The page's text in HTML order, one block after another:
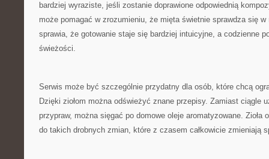
bardziej wyraziste, jeśli zostanie doprawione odpowiednią
może pomagać w zrozumieniu, że mięta świetnie sprawdza się w
sprawia, że gotowanie staje się bardziej intuicyjne, a codzienne
świeżości.
Serwis może być szczególnie przydatny dla osób, które chcą
Dzięki ziołom można odświeżyć znane przepisy. Zamiast ciągle
przypraw, można sięgać po domowe oleje aromatyzowane. Zioła
do takich drobnych zmian, które z czasem całkowicie zmieniają